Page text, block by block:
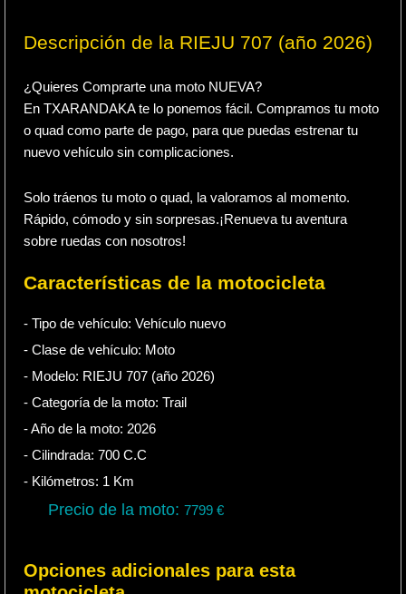
Descripción de la RIEJU 707 (año 2026)
¿Quieres Comprarte una moto NUEVA?
En TXARANDAKA te lo ponemos fácil. Compramos tu moto
o quad como parte de pago, para que puedas estrenar tu
nuevo vehículo sin complicaciones.
Solo tráenos tu moto o quad, la valoramos al momento.
Rápido, cómodo y sin sorpresas.¡Renueva tu aventura
sobre ruedas con nosotros!
Características de la motocicleta
- Tipo de vehículo: Vehículo nuevo
- Clase de vehículo: Moto
- Modelo: RIEJU 707 (año 2026)
- Categoría de la moto: Trail
- Año de la moto: 2026
- Cilindrada: 700 C.C
- Kilómetros: 1 Km
Precio de la moto: 7799€
Opciones adicionales para esta